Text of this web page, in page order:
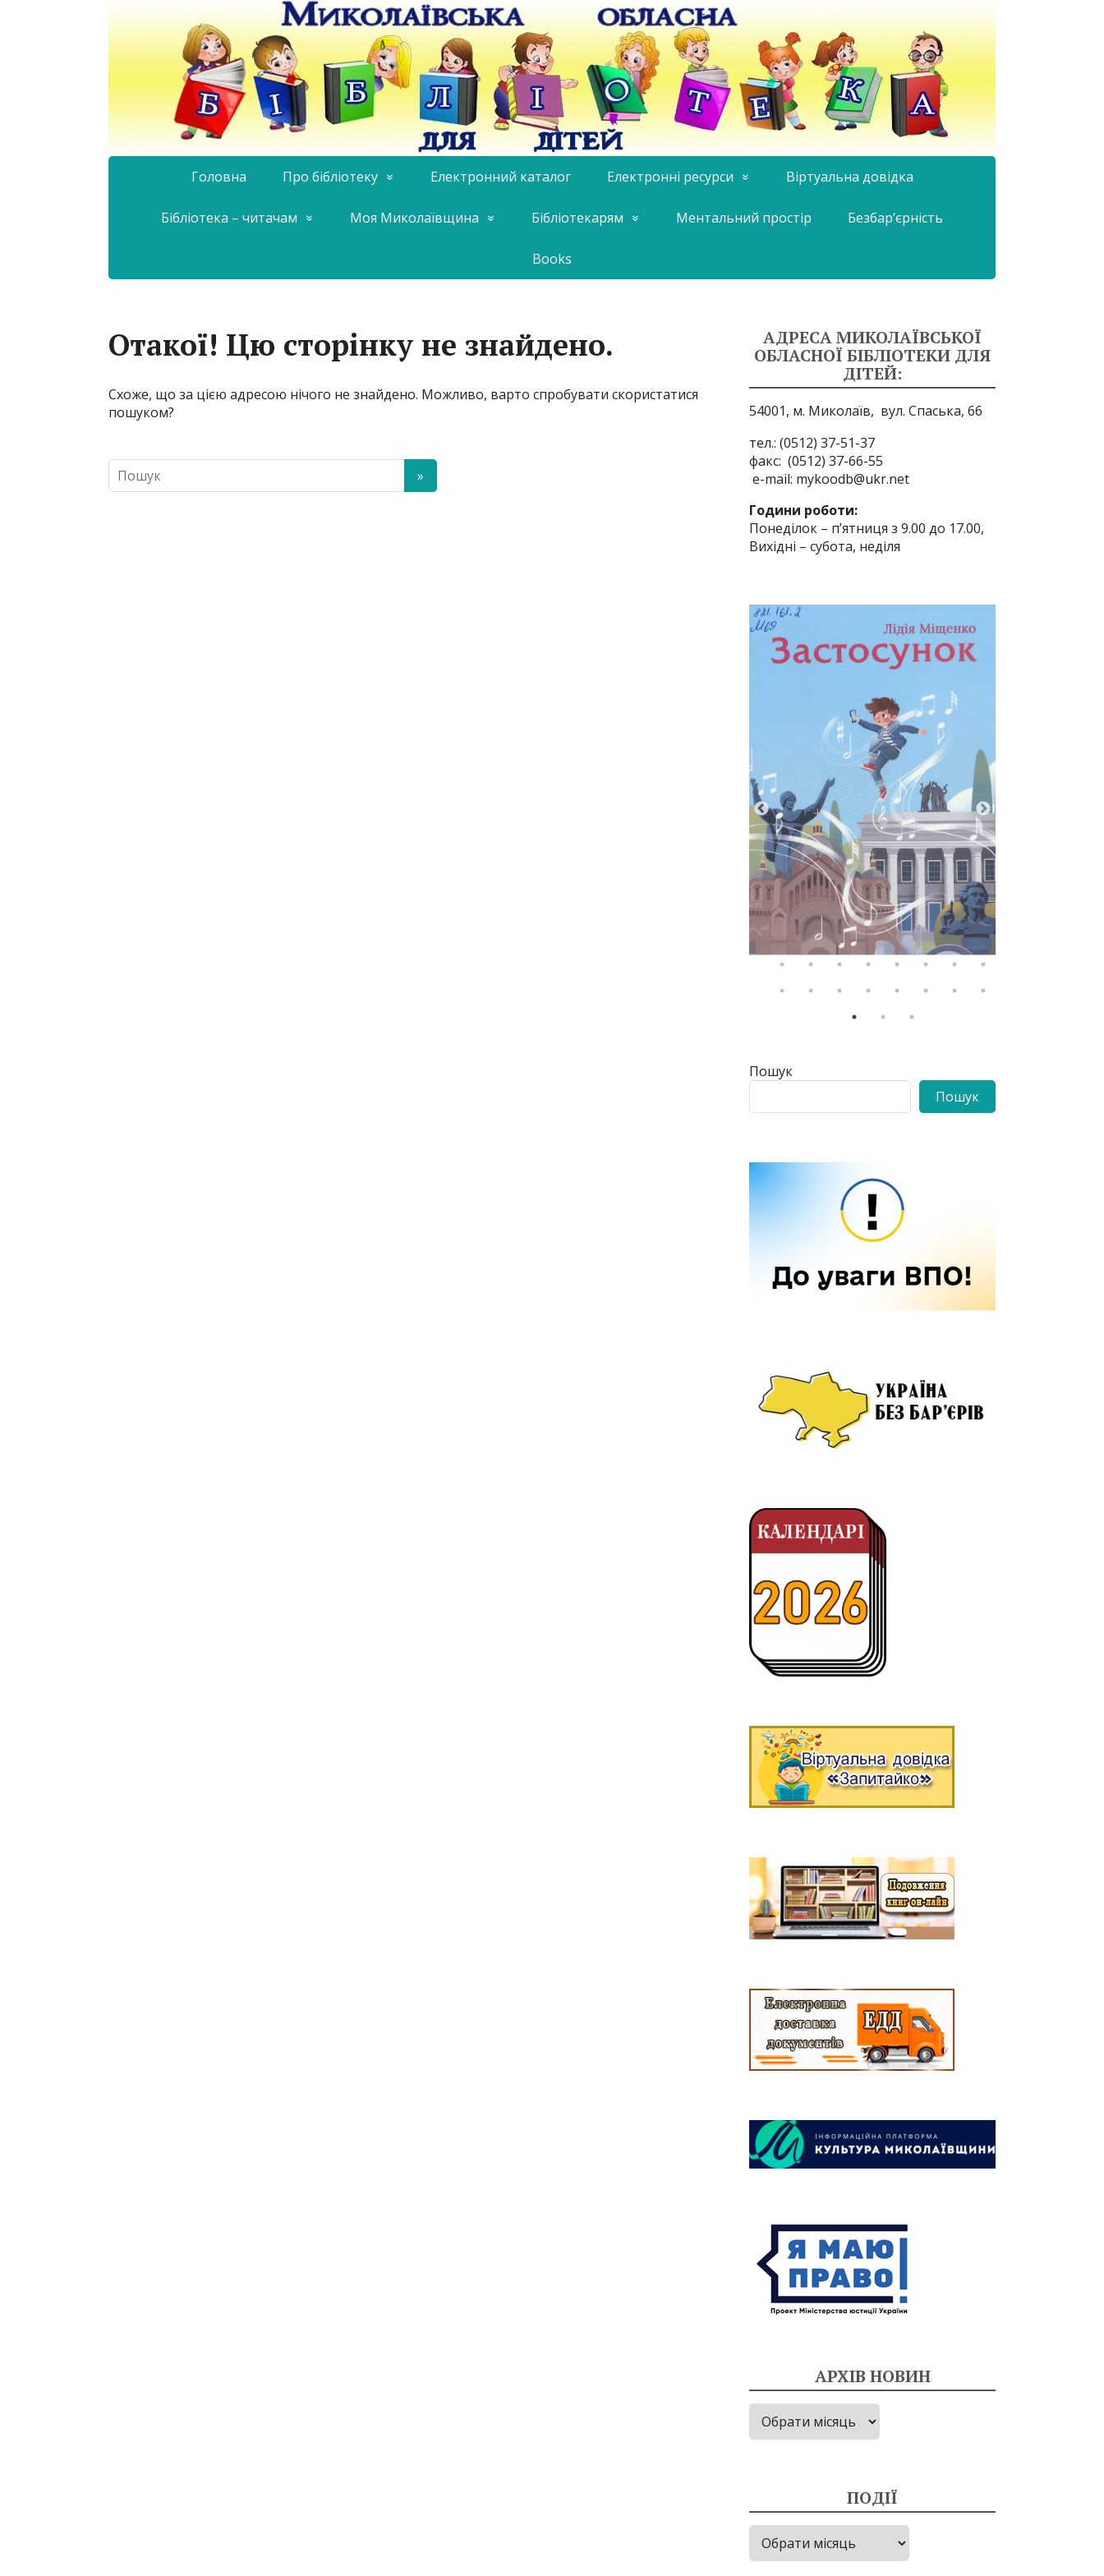
Головна Про бібліотеку Електронний каталог Електронні ресурси Віртуальна довідка
Бібліотека – читачам Моя Миколаївщина Бібліотекарям Ментальний простір Безбар’єрність
Books
Отакої! Цю сторінку не знайдено.
Схоже, що за цією адресою нічого не знайдено. Можливо, варто спробувати скористатися
пошуком?
АДРЕСА МИКОЛАЇВСЬКОЇ
ОБЛАСНОЇ БІБЛІОТЕКИ ДЛЯ
ДІТЕЙ:
54001, м. Миколаїв, вул. Спаська, 66
тел.: (0512) 37-51-37
факс: (0512) 37-66-55
e-mail: mykoodb@ukr.net
Години роботи:
Понеділок – п’ятниця з 9.00 до 17.00,
Вихідні – субота, неділя
Пошук
Пошук
АРХІВ НОВИН
Архів
новин
ПОДІЇ
Події